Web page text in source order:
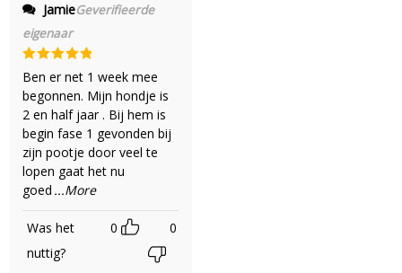
JamieGeverifieerde
eigenaar
Gewaardeerd
5uit 5
Ben er net 1 week mee
begonnen. Mijn hondje is
2 en half jaar . Bij hem is
begin fase 1 gevonden bij
zijn pootje door veel te
lopen gaat het nu
goed ...More
Was het
nuttig?
0 0